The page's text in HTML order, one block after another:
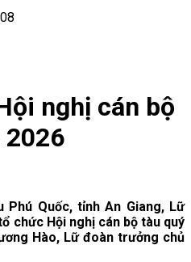
nghị cán bộ
2026
Quốc, tỉnh An Giang, Lữ
chức Hội nghị cán bộ tàu quý
Hào, Lữ đoàn trưởng chủ